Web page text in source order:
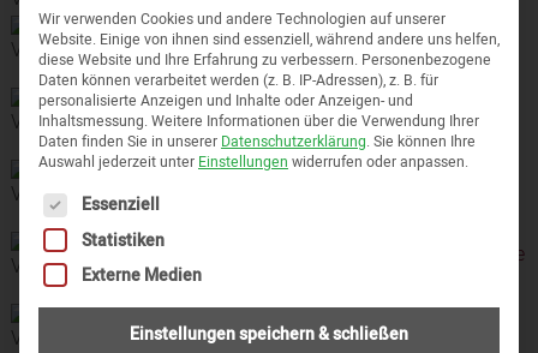
Leasing oder Kauf: Die richtige Entscheidung
ohne finanzielle Reue
Gutscheine: Wann und in welcher Höhe
Umsatzsteuer anfällt
Umgang mit personenbezogenen Daten
Verfahrensdokumentation: So müssen Sie Ihre
Buchführung für das Finanzamt beschreiben
Die neue Kassen-Nachschau: Das sind Ihre
Wir verwenden Cookies und andere Technologien auf unserer
Website. Einige von ihnen sind essenziell, während andere uns helfen,
diese Website und Ihre Erfahrung zu verbessern. Personenbezogene
Daten können verarbeitet werden (z. B. IP-Adressen), z. B. für
personalisierte Anzeigen und Inhalte oder Anzeigen- und
Inhaltsmessung. Weitere Informationen über die Verwendung Ihrer
Daten finden Sie in unserer Datenschutzerklärung. Sie können Ihre
Auswahl jederzeit unter Einstellungen widerrufen oder anpassen.
Es folgt eine Liste der Service-Gruppen, für die eine
Essenziell
Statistiken
Externe Medien
Einstellungen speichern & schließen